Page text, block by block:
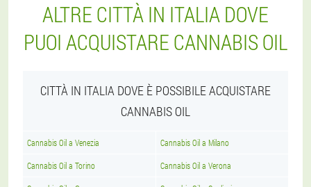
ALTRE CITTÀ IN ITALIA DOVE
PUOI ACQUISTARE CANNABIS OIL
CITTÀ IN ITALIA DOVE È POSSIBILE ACQUISTARE
CANNABIS OIL
Cannabis Oil a Venezia Cannabis Oil a Milano
Cannabis Oil a Torino Cannabis Oil a Verona